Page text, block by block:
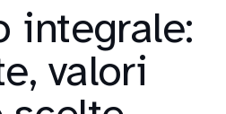
integrale:
valori